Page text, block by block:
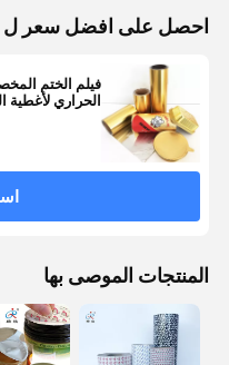
احصل على افضل سعر ل
فيلم الختم
الحراري لأغطية
المنتجات الموصى بها